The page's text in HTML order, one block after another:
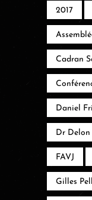
2017
Cadran
Daniel
Dr Delon
FAVJ
Gilles